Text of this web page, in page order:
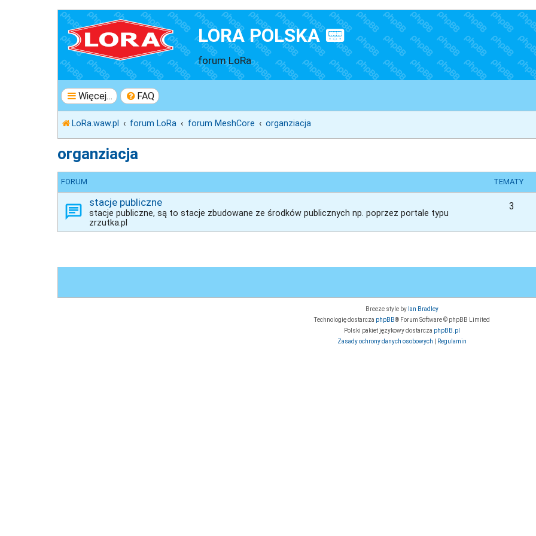
LORA POLSKA 📟
forum LoRa
Więcej… FAQ
LoRa.waw.pl forum LoRa forum MeshCore organziacja
organziacja
FORUM TEMATY
stacje publiczne
stacje publiczne, są to stacje zbudowane ze środków publicznych np. poprzez portale typu
zrzutka.pl
3
Breeze style by Ian Bradley
Technologię dostarcza phpBB® Forum Software © phpBB Limited
Polski pakiet językowy dostarcza phpBB.pl
Zasady ochrony danych osobowych
Regulamin